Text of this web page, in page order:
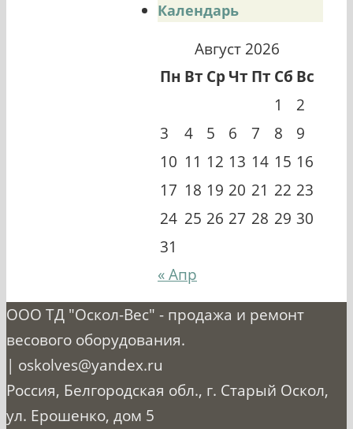
Календарь
Август 2026
Пн Вт СрЧт Пт Сб Вс
1
2
3
4 5 6 7 8
9
10 11 12 13 14 15 16
17 18 19 20 21 22 23
24 25 26 27 28 29 30
31
« Апр
ООО ТД "Оскол-Вес" - продажа и ремонт
весового оборудования.
| oskolves@yandex.ru
Россия, Белгородская обл., г. Старый Оскол,
ул. Ерошенко, дом 5